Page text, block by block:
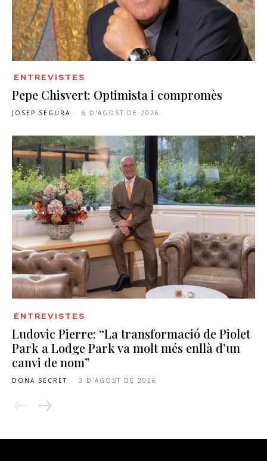
ENTREVISTES
Pepe Chisvert: Optimista i compromès
JOSEP SEGURA - 6 D'AGOST DE 2026
ENTREVISTES
Ludovic Pierre: “La transformació de Piolet
Park a Lodge Park va molt més enllà d’un
canvi de nom”
DONA SECRET - 3 D'AGOST DE 2026